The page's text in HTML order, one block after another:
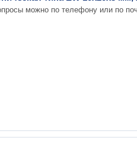
можно по телефону или по